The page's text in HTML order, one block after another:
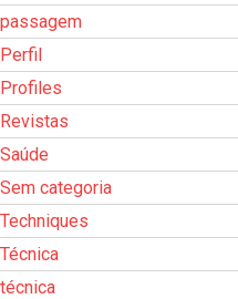
passagem
Perfil
Profiles
Revistas
Saúde
Sem categoria
Techniques
Técnica
técnica